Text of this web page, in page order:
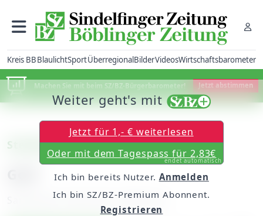
Kreis BBBlaulichtSportÜberregionalBilderVideosWirtschaftsbarometer
Machen Sie mit beim SZ/BZ-Bürgerbarometer! Jetzt abstimmen
Steckbrief
Samstag, 05. Mai 2012, 00:00 Uhr
Weiter geht's mit
Jetzt für 1,- € weiterlesen
Oder mit dem Tagespass für 2,83€
endet automatisch
Ich bin bereits Nutzer. Anmelden
Ich bin SZ/BZ-Premium Abonnent.
Registrieren